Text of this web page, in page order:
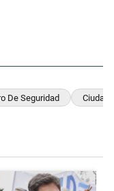
De Seguridad Ciudad
listo para 'atajar'
de tendencia con